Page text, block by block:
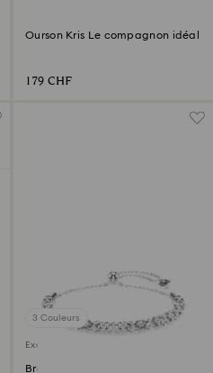
Ourson Kris Le compagnon idéal
179 CHF
3 Couleurs
Exclusivité en ligne
Bracelet Dextera